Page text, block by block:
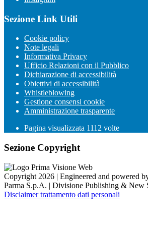
Sezione Link Utili
Cookie policy
Note legali
Informativa Privacy
Ufficio Relazioni con il Pubblico
Dichiarazione di accessibilità
Obiettivi di accessibilità
Whistleblowing
Gestione consensi cookie
Amministrazione trasparente
Pagina visualizzata 1112 volte
Sezione Copyright
Copyright 2026 | Engineered and powered
Parma S.p.A. | Divisione Publishing & New
Disclaimer trattamento dati personali